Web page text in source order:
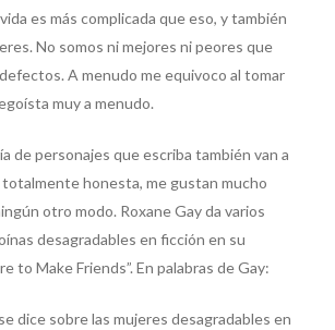
es más complicada que eso, y también
No somos ni mejores ni peores que
A menudo me equivoco al tomar
muy a menudo.
de personajes que escriba también van a
totalmente honesta, me gustan mucho
otro modo. Roxane Gay da varios
desagradables en ficción en su
to Make Friends”. En palabras de Gay:
dice sobre las mujeres desagradables en